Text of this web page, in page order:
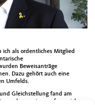
ich als ordentliches Mitglied
Beweisanträge
Dazu gehört auch eine
Umfelds.
Gleichstellung fand am
anderem eine umfangreiche